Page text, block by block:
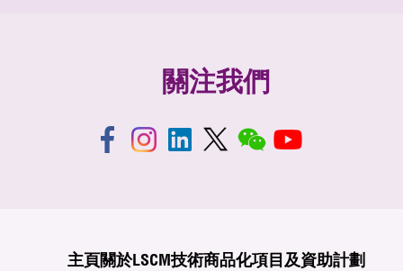
關注我們
主頁 關於LSCM技術商品化項目及資助計劃